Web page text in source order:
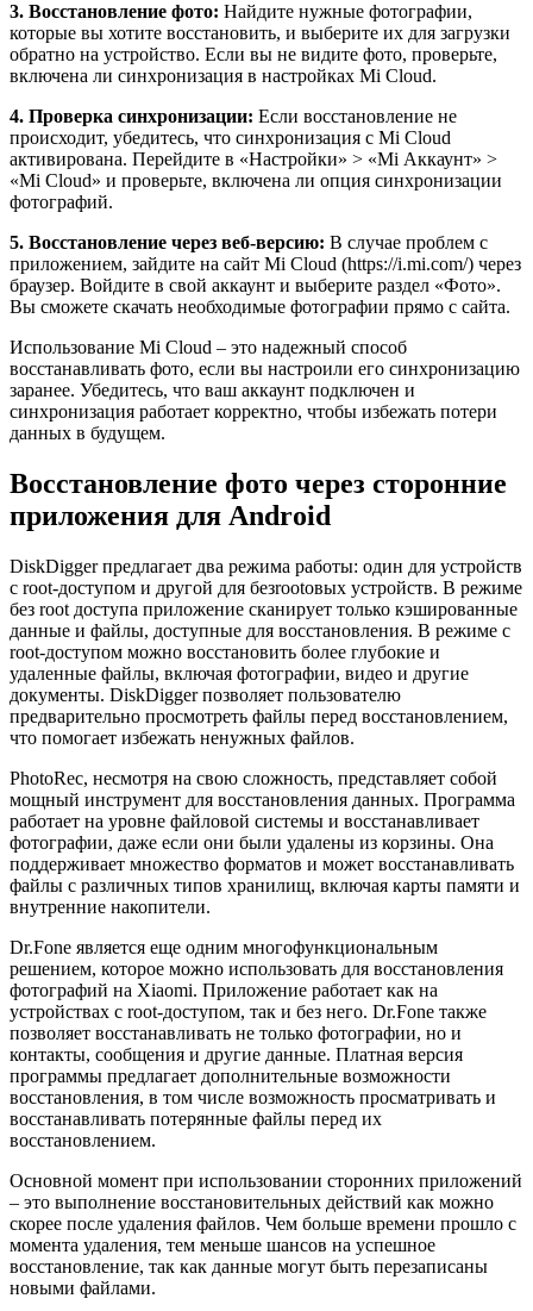
3. Восстановление фото: Найдите нужные фотографии,
которые вы хотите восстановить, и выберите их для загрузки
обратно на устройство. Если вы не видите фото, проверьте,
включена ли синхронизация в настройках Mi Cloud.
4. Проверка синхронизации: Если восстановление не
происходит, убедитесь, что синхронизация с Mi Cloud
активирована. Перейдите в «Настройки» > «Mi Аккаунт» >
«Mi Cloud» и проверьте, включена ли опция синхронизации
фотографий.
5. Восстановление через веб-версию: В случае проблем с
приложением, зайдите на сайт Mi Cloud (https://i.mi.com/) через
браузер. Войдите в свой аккаунт и выберите раздел «Фото».
Вы сможете скачать необходимые фотографии прямо с сайта.
Использование Mi Cloud – это надежный способ
восстанавливать фото, если вы настроили его синхронизацию
заранее. Убедитесь, что ваш аккаунт подключен и
синхронизация работает корректно, чтобы избежать потери
данных в будущем.
Восстановление фото через сторонние
приложения для Android
DiskDigger предлагает два режима работы: один для устройств
с root-доступом и другой для безrootовых устройств. В режиме
без root доступа приложение сканирует только кэшированные
данные и файлы, доступные для восстановления. В режиме с
root-доступом можно восстановить более глубокие и
удаленные файлы, включая фотографии, видео и другие
документы. DiskDigger позволяет пользователю
предварительно просмотреть файлы перед восстановлением,
что помогает избежать ненужных файлов.
PhotoRec, несмотря на свою сложность, представляет собой
мощный инструмент для восстановления данных. Программа
работает на уровне файловой системы и восстанавливает
фотографии, даже если они были удалены из корзины. Она
поддерживает множество форматов и может восстанавливать
файлы с различных типов хранилищ, включая карты памяти и
внутренние накопители.
Dr.Fone является еще одним многофункциональным
решением, которое можно использовать для восстановления
фотографий на Xiaomi. Приложение работает как на
устройствах с root-доступом, так и без него. Dr.Fone также
позволяет восстанавливать не только фотографии, но и
контакты, сообщения и другие данные. Платная версия
программы предлагает дополнительные возможности
восстановления, в том числе возможность просматривать и
восстанавливать потерянные файлы перед их
восстановлением.
Основной момент при использовании сторонних приложений
– это выполнение восстановительных действий как можно
скорее после удаления файлов. Чем больше времени прошло с
момента удаления, тем меньше шансов на успешное
восстановление, так как данные могут быть перезаписаны
новыми файлами.